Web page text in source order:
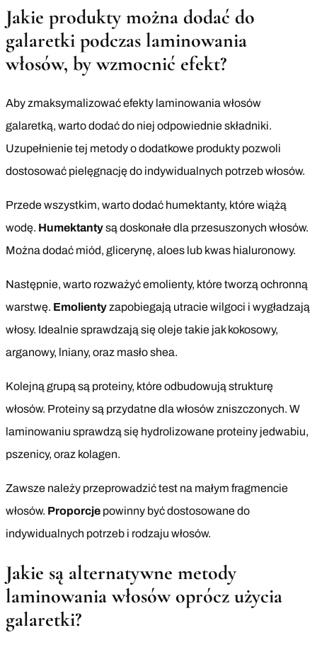
Jakie produkty można dodać do
galaretki podczas laminowania
włosów, by wzmocnić efekt?
Aby zmaksymalizować efekty laminowania włosów
galaretką, warto dodać do niej odpowiednie składniki.
Uzupełnienie tej metody o dodatkowe produkty pozwoli
dostosować pielęgnację do indywidualnych potrzeb włosów.
Przede wszystkim, warto dodać humektanty, które wiążą
wodę. Humektantysą doskonałe dla przesuszonych włosów.
Można dodać miód, glicerynę, aloes lub kwas hialuronowy.
Następnie, warto rozważyć emolienty, które tworzą ochronną
warstwę. Emolientyzapobiegają utracie wilgoci i wygładzają
włosy. Idealnie sprawdzają się oleje takie jak kokosowy,
arganowy, lniany, oraz masło shea.
Kolejną grupą są proteiny, które odbudowują strukturę
włosów. Proteiny są przydatne dla włosów zniszczonych. W
laminowaniu sprawdzą się hydrolizowane proteiny jedwabiu,
pszenicy, oraz kolagen.
Zawsze należy przeprowadzić test na małym fragmencie
włosów. Proporcje powinny być dostosowane do
indywidualnych potrzeb i rodzaju włosów.
Jakie są alternatywne metody
laminowania włosów oprócz użycia
galaretki?